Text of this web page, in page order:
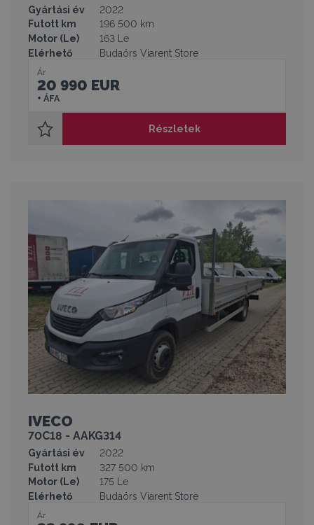
Gyártási év
2022
Futott km
196 500 km
Motor (Le)
163 Le
Elérhető
Budaörs Viarent Store
Ár
20 990 EUR
+ ÁFA
Részletek
IVECO
70C18 - AAKG314
Gyártási év
2022
Futott km
327 500 km
Motor (Le)
175 Le
Elérhető
Budaörs Viarent Store
Ár